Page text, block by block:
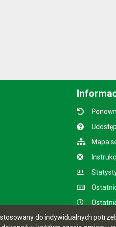
do indywidualnych
Mapa